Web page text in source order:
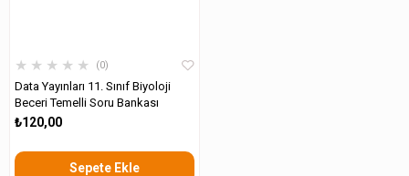
★ ★ ★ ★ ★ 0
Data Yayınları 11. Sınıf Biyoloji
Beceri Temelli Soru Bankası
₺120,00
Sepete Ekle